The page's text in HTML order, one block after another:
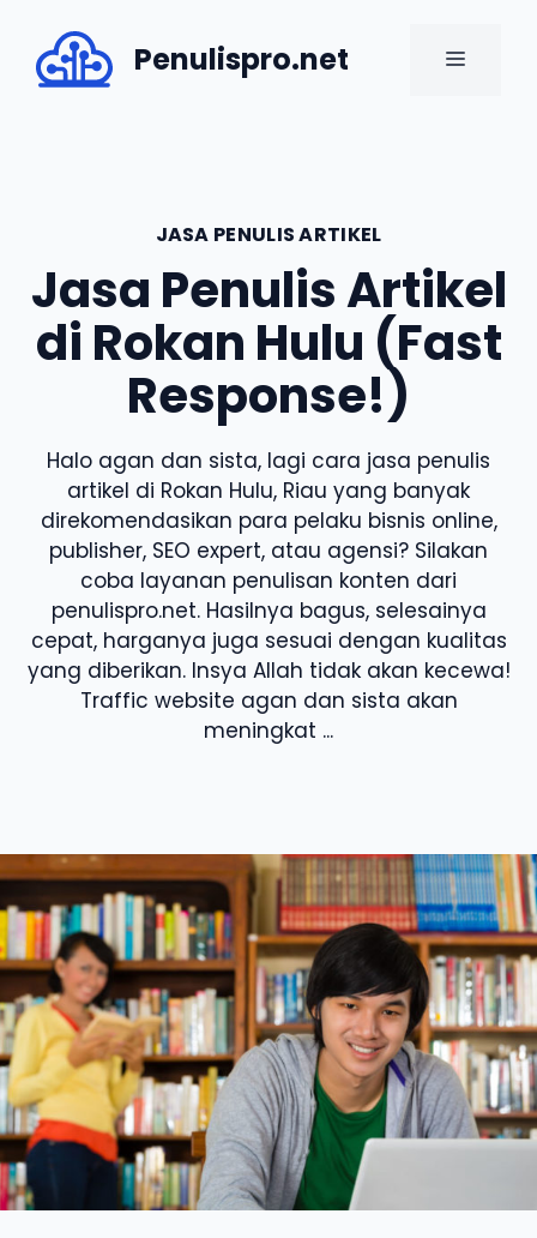
content
Penulispro.net MENU
JASA PENULIS ARTIKEL
Jasa Penulis Artikel
di Rokan Hulu (Fast
Response!)
Halo agan dan sista, lagi cara jasa penulis
artikel di Rokan Hulu, Riau yang banyak
direkomendasikan para pelaku bisnis online,
publisher, SEO expert, atau agensi? Silakan
coba layanan penulisan konten dari
penulispro.net. Hasilnya bagus, selesainya
cepat, harganya juga sesuai dengan kualitas
yang diberikan. Insya Allah tidak akan kecewa!
Traffic website agan dan sista akan
meningkat ...